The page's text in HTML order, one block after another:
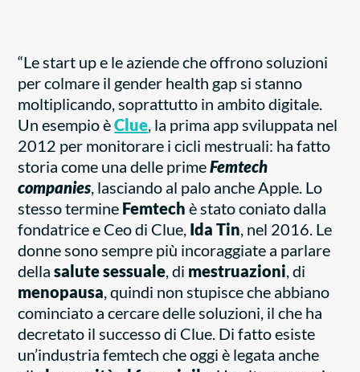
“Le start up e le aziende che offrono soluzioni
per colmare il gender health gap si stanno
moltiplicando, soprattutto in ambito digitale.
Un esempio èClue, la prima app sviluppata nel
2012 per monitorare i cicli mestruali: ha fatto
storia come una delle primeFemtech
companies, lasciando al palo anche Apple. Lo
stesso termine Femtech è stato coniato dalla
fondatrice e Ceo di Clue, Ida Tin, nel 2016. Le
donne sono sempre più incoraggiate a parlare
dellasalute sessuale, di mestruazioni, di
menopausa, quindi non stupisce che abbiano
cominciato a cercare delle soluzioni, il che ha
decretato il successo di Clue. Di fatto esiste
un’industria femtech che oggi è legata anche